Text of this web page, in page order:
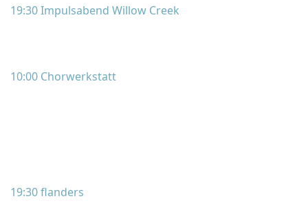
19:30 Impulsabend Willow Creek
10:00 Chorwerkstatt
19:30 flanders